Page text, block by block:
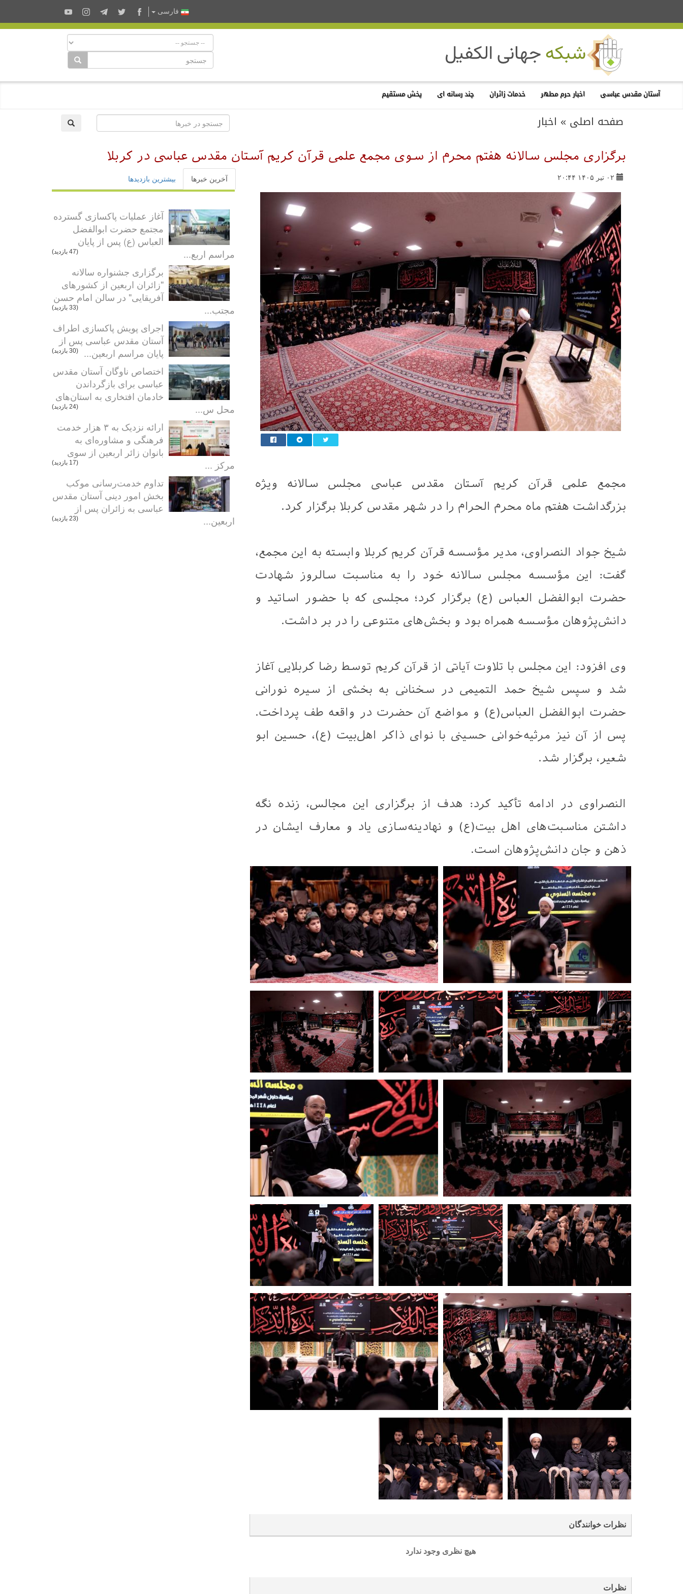
فارسى
آستان مقدس عباسی اخبار حرم مطهر خدمات زائران چند رسانه ای پخش مستقیم
صفحه اصلی » اخبار
برگزاری مجلس سالانه هفتم محرم از سوی مجمع علمی قرآن کریم آستان مقدس عباسی در کربلا
۰۲ تیر ۱۴۰۵ ۲۰:۴۴
مجمع علمی قرآن کریم آستان مقدس عباسی مجلس سالانه ویژه
بزرگداشت هفتم ماه محرم الحرام را در شهر مقدس کربلا برگزار کرد.
شیخ جواد النصراوی، مدیر مؤسسه قرآن کریم کربلا وابسته به این مجمع،
گفت: این مؤسسه مجلس سالانه خود را به مناسبت سالروز شهادت
حضرت ابوالفضل العباس (ع) برگزار کرد؛ مجلسی که با حضور اساتید و
دانش‌پژوهان مؤسسه همراه بود و بخش‌های متنوعی را در بر داشت.
وی افزود: این مجلس با تلاوت آیاتی از قرآن کریم توسط رضا کربلایی آغاز
شد و سپس شیخ حمد التمیمی در سخنانی به بخشی از سیره نورانی
حضرت ابوالفضل العباس(ع) و مواضع آن حضرت در واقعه طف پرداخت.
پس از آن نیز مرثیه‌خوانی حسینی با نوای ذاکر اهل‌بیت (ع)، حسین ابو
شعیر، برگزار شد.
النصراوی در ادامه تأکید کرد: هدف از برگزاری این مجالس، زنده نگه
داشتن مناسبت‌های اهل‌ بیت(ع) و نهادینه‌سازی یاد و معارف ایشان در
ذهن و جان دانش‌پژوهان است.
نظرات خوانندگان
هیچ نظری وجود ندارد
نظرات
آخرین خبرها بیشترین بازدیدها
آغاز عملیات پاکسازی گسترده
مجتمع حضرت ابوالفضل
العباس (ع) پس از پایان
مراسم اربع...
(47 بازدید)
برگزاری جشنواره سالانه
"زائران اربعین از کشورهای
آفریقایی" در سالن امام حسن
مجتب...
(33 بازدید)
اجرای پویش پاکسازی اطراف
آستان مقدس عباسی پس از
پایان مراسم اربعین...
(30 بازدید)
اختصاص ناوگان آستان مقدس
عباسی برای بازگرداندن
خادمان افتخاری به استان‌های
محل س...
(24 بازدید)
ارائه نزدیک به ۳ هزار خدمت
فرهنگی و مشاوره‌ای به
بانوان زائر اربعین از سوی
مرکز ...
(17 بازدید)
تداوم خدمت‌رسانی موکب
بخش امور دینی آستان مقدس
عباسی به زائران پس از
اربعین...
(23 بازدید)